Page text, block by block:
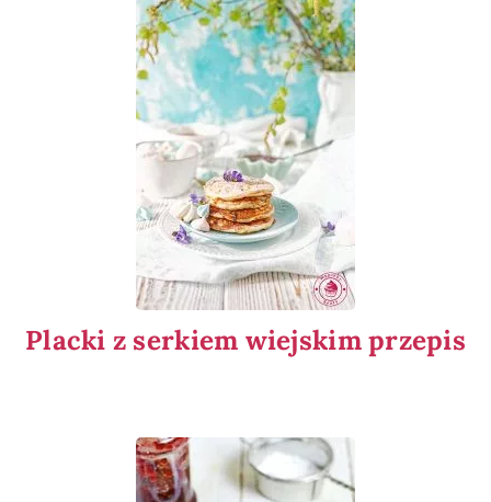
Placki z serkiem wiejskim przepis